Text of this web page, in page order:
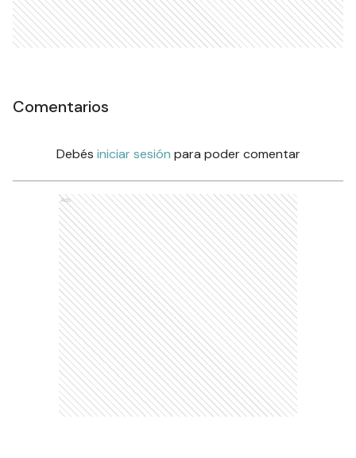
Comentarios
Debés iniciar sesión para poder comentar
Ads